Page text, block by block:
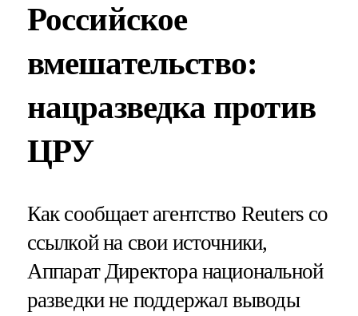
Российское
вмешательство:
нацразведка против
ЦРУ
Как сообщает агентство Reuters со
ссылкой на свои источники,
Аппарат Директора национальной
разведки не поддержал выводы